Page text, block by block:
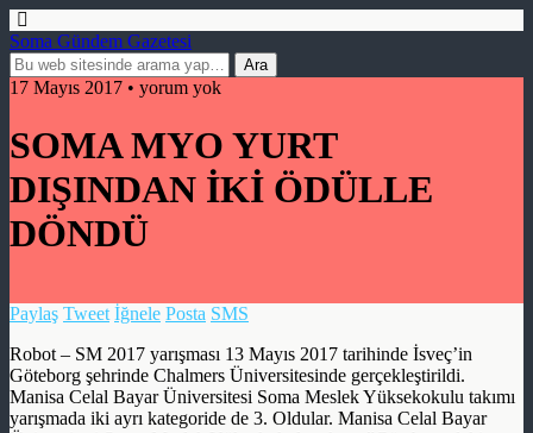
Soma Gündem Gazetesi
17 Mayıs 2017 • yorum yok
SOMA MYO YURT
DIŞINDAN İKİ ÖDÜLLE
DÖNDÜ
Paylaş Tweet İğnele Posta SMS
Robot – SM 2017 yarışması 13 Mayıs 2017 tarihinde İsveç’in
Göteborg şehrinde Chalmers Üniversitesinde gerçekleştirildi.
Manisa Celal Bayar Üniversitesi Soma Meslek Yüksekokulu takımı
yarışmada iki ayrı kategoride de 3. Oldular. Manisa Celal Bayar